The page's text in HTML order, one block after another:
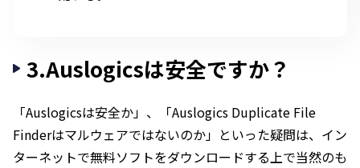
3.Auslogicsは安全ですか？
「Auslogicsは安全か」、「Auslogics Duplicate File
Finderはマルウェアではないのか」といった疑問は、イン
ターネットで無料ソフトをダウンロードする上で当然のも